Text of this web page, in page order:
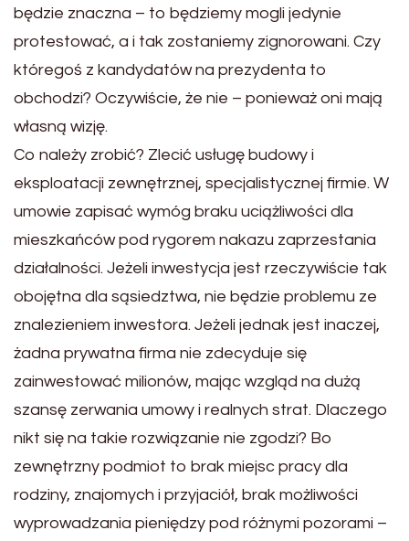
będzie znaczna – to będziemy mogli jedynie
protestować, a i tak zostaniemy zignorowani. Czy
któregoś z kandydatów na prezydenta to
obchodzi? Oczywiście, że nie – ponieważ oni mają
własną wizję.
Co należy zrobić? Zlecić usługę budowy i
eksploatacji zewnętrznej, specjalistycznej firmie. W
umowie zapisać wymóg braku uciążliwości dla
mieszkańców pod rygorem nakazu zaprzestania
działalności. Jeżeli inwestycja jest rzeczywiście tak
obojętna dla sąsiedztwa, nie będzie problemu ze
znalezieniem inwestora. Jeżeli jednak jest inaczej,
żadna prywatna firma nie zdecyduje się
zainwestować milionów, mając wzgląd na dużą
szansę zerwania umowy i realnych strat. Dlaczego
nikt się na takie rozwiązanie nie zgodzi? Bo
zewnętrzny podmiot to brak miejsc pracy dla
rodziny, znajomych i przyjaciół, brak możliwości
wyprowadzania pieniędzy pod różnymi pozorami –